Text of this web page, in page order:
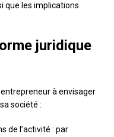
que les implications
juridique
à envisager
société :
de l’activité : par